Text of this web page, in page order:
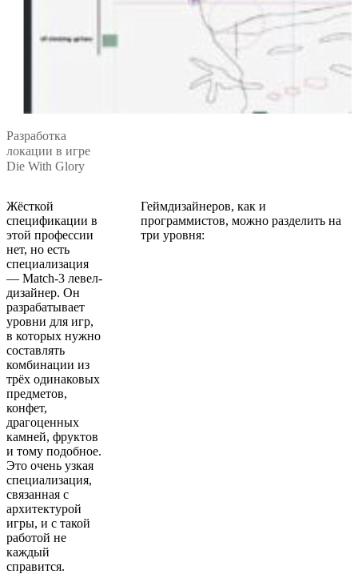
Разработка
локации в игре
Die With Glory
Жёсткой
спецификации в
этой профессии
нет, но есть
специализация
— Match-3 левел-
дизайнер. Он
разрабатывает
уровни для игр,
в которых нужно
составлять
комбинации из
трёх одинаковых
предметов,
конфет,
драгоценных
камней, фруктов
и тому подобное.
Это очень узкая
специализация,
связанная с
архитектурой
игры, и с такой
работой не
каждый
справится.
Геймдизайнеров, как и
программистов, можно разделить на
три уровня: